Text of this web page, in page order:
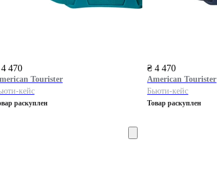
470
Tourister
кейс
раскуплен
₴ 4 470
American Tourister
Бьюти-кейс
Товар раскуплен